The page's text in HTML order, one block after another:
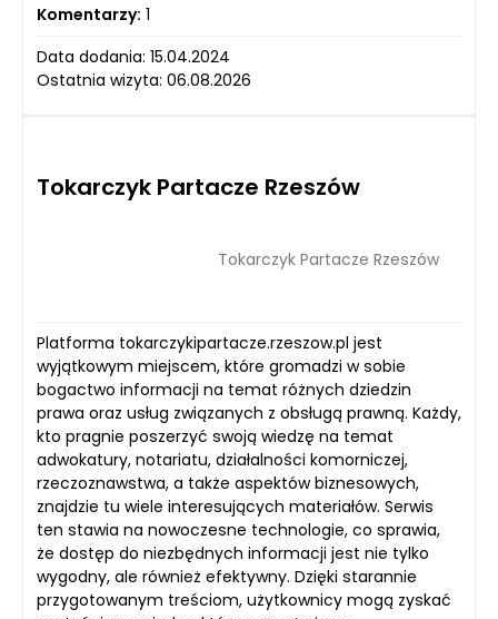
Komentarzy: 1
Data dodania: 15.04.2024
Ostatnia wizyta: 06.08.2026
Tokarczyk Partacze Rzeszów
Tokarczyk Partacze Rzeszów
Platforma tokarczykipartacze.rzeszow.pl jest
wyjątkowym miejscem, które gromadzi w sobie
bogactwo informacji na temat różnych dziedzin
prawa oraz usług związanych z obsługą prawną. Każdy,
kto pragnie poszerzyć swoją wiedzę na temat
adwokatury, notariatu, działalności komorniczej,
rzeczoznawstwa, a także aspektów biznesowych,
znajdzie tu wiele interesujących materiałów. Serwis
ten stawia na nowoczesne technologie, co sprawia,
że dostęp do niezbędnych informacji jest nie tylko
wygodny, ale również efektywny. Dzięki starannie
przygotowanym treściom, użytkownicy mogą zyskać